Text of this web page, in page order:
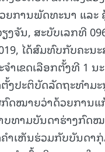
ການພັດທະນາ ແລະ
ງຈັນ, ສະບັບເລກທີ
ໄດ້ສົມທົບກັບຄະນ
ຳເຂດເລືອກຕັ້ງທີ 1
ງປະຕິບັດລັດຖະທຳມ
ກົດໝາຍວ່າດ້ວຍການແ
ທາມບັນດາຮ່າງກົດໝ
າເຫັນຮ່ວມກັບບັນດາ